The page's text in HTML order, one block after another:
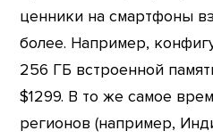
ценники на смартфоны
более. Например,
256 ГБ встроенной
$1299. В то же самое
регионов (например,